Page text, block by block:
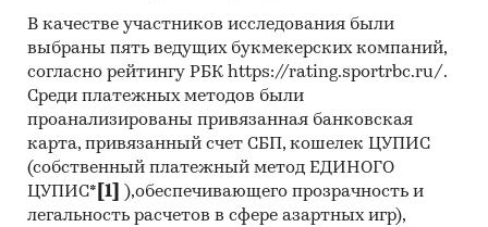
деятельности их конкурентов.
Mystery-Shopping с производителями:кроме
того, информацию об объемах производства и
ценах мы получили, вступив впереговоры
производителямив завуалированной форме
(Mystery-Shopping)
от имени потенциального
заказчика.
В качестве участников исследования были
выбраны пять ведущих букмекерских компаний,
согласно рейтингу РБК https://rating.sportrbc.ru/.
Среди платежных методов были
проанализированы привязанная банковская
карта, привязанный счет СБП, кошелек ЦУПИС
(собственный платежный метод ЕДИНОГО
ЦУПИС* [1]
),обеспечивающего прозрачность и
легальность расчетов в сфере азартных игр),